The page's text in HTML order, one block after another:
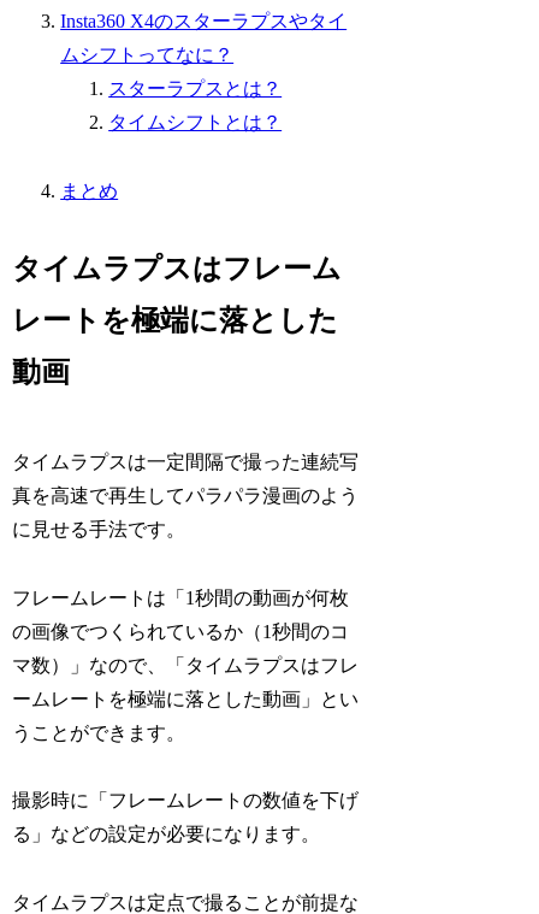
Insta360 X4のスターラプスやタイ
ムシフトってなに？
スターラプスとは？
タイムシフトとは？
まとめ
タイムラプスはフレーム
レートを極端に落とした
動画
タイムラプスは一定間隔で撮った連続写
真を高速で再生してパラパラ漫画のよう
に見せる手法です。
フレームレートは「1秒間の動画が何枚
の画像でつくられているか（1秒間のコ
マ数）」なので、「タイムラプスはフレ
ームレートを極端に落とした動画」とい
うことができます。
撮影時に「フレームレートの数値を下げ
る」などの設定が必要になります。
タイムラプスは定点で撮ることが前提な